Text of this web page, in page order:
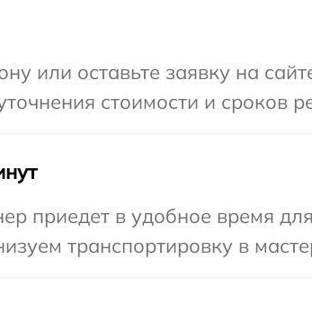
или оставьте заявку на
стоимости и сроков
приедет в удобное время
транспортировку в